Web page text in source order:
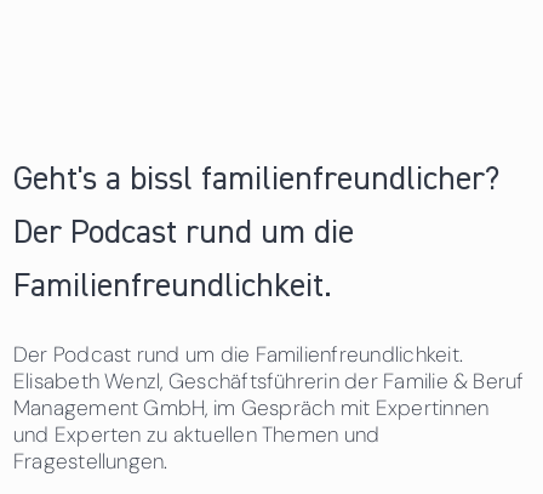
Geht's a bissl familienfreundlicher?
Der Podcast rund um die
Familienfreundlichkeit.
Der Podcast rund um die Familienfreundlichkeit.
Elisabeth Wenzl, Geschäftsführerin der Familie & Beruf
Management GmbH, im Gespräch mit Expertinnen
und Experten zu aktuellen Themen und
Fragestellungen.